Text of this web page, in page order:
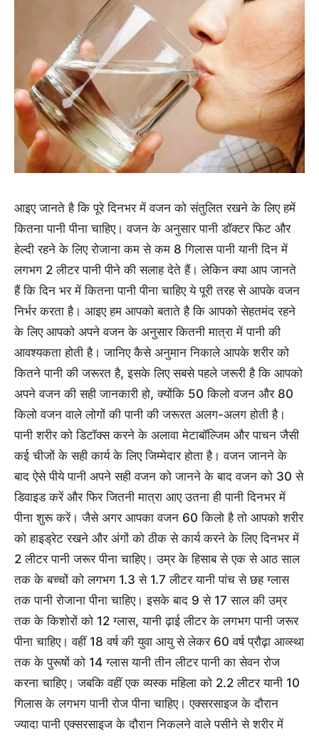
आइए जानते है कि पूरे दिनभर में वजन को संतुलित रखने के लिए हमें
कितना पानी पीना चाहिए। वजन के अनुसार पानी डॉक्‍टर फिट और
हेल्‍दी रहने के लिए रोजाना कम से कम 8 गिलास पानी यानी दिन में
लगभग 2 लीटर पानी पीने की सलाह देते हैं। लेकिन क्‍या आप जानते
हैं कि दिन भर में कितना पानी पीना चाहिए ये पूरी तरह से आपके वजन
निर्भर करता है। आइए हम आपको बताते है कि आपको सेहतमंद रहने
के लिए आपको अपने वजन के अनुसार कितनी मात्रा में पानी की
आवश्‍यकता होती है। जानिए कैसे अनुमान निकाले आपके शरीर को
कितने पानी की जरूरत है, इस‍के लिए सबसे पहले जरूरी है कि आपको
अपने वजन की सही जानकारी हो, क्‍योंकि 50 किलो वजन और 80
किलो वजन वाले लोगों की पानी की जरूरत अलग-अलग होती है।
पानी शरीर को डिटॉक्‍स करने के अलावा मेटाबॉल्जिम और पाचन जैसी
कई चीजों के सही कार्य के लिए जिम्‍मेदार होता है। वजन जानने के
बाद ऐसे पीये पानी अपने सही वजन को जानने के बाद वजन को 30 से
डिवाइड करें और फिर जितनी मात्रा आए उतना ही पानी दिनभर में
पीना शुरू करें। जैसे अगर आपका वजन 60 किलो है तो आपको शरीर
को हाइड्रेट रखने और अंगों को ठीक से कार्य करने के लिए दिनभर में
2 लीटर पानी जरूर पीना चाहिए। उम्र के हिसाब से एक से आठ साल
तक के बच्चों को लगभग 1.3 से 1.7 लीटर यानी पांच से छह ग्लास
तक पानी रोजाना पीना चाहिए। इसके बाद 9 से 17 साल की उम्र
तक के किशोरों को 12 ग्लास, यानी ढ़ाई लीटर के लगभग पानी जरूर
पीना चाहिए। वहीं 18 वर्ष की युवा आयु से लेकर 60 वर्ष प्रौढ़ा आव्स्था
तक के पुरूषों को 14 ग्लास यानी तीन लीटर पानी का सेवन रोज
करना चाहिए। जबकि वहीं एक व्यस्क महिला को 2.2 लीटर यानी 10
गिलास के लगभग पानी रोज पीना चाहिए। एक्सरसाइज के दौरान
ज्यादा पानी एक्सरसाइज के दौरान निकलने वाले पसीने से शरीर में